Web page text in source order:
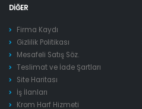
DIĞER
Firma Kaydı
Gizlilik Politikası
Mesafeli Satış Söz.
Teslimat ve İade Şartları
Site Haritası
İş İlanları
Krom Harf Hizmeti